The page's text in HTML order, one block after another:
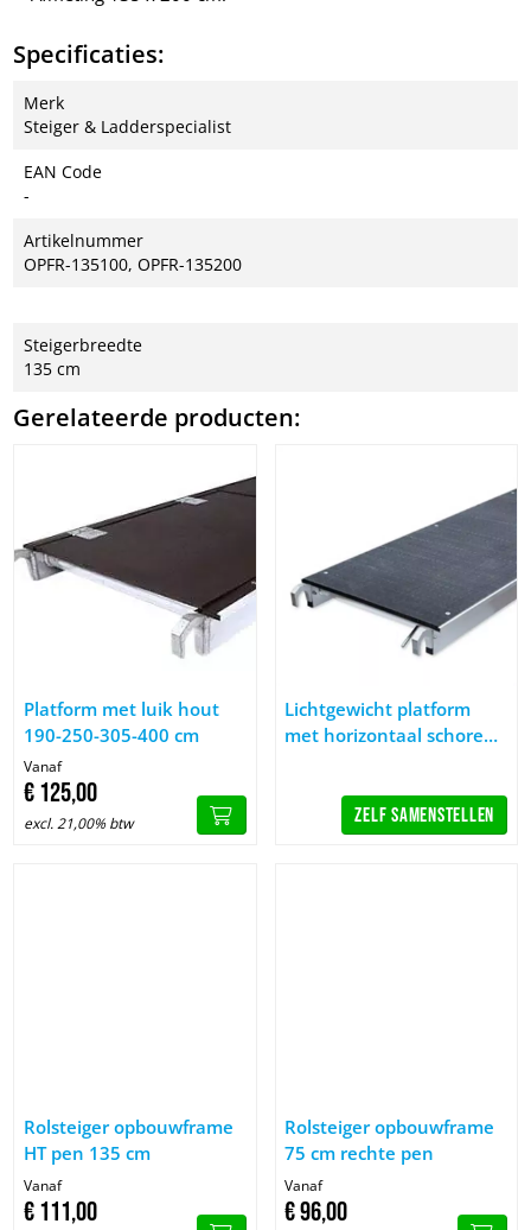
Specificaties:
Merk
Steiger & Ladderspecialist
EAN Code
-
Artikelnummer
OPFR-135100, OPFR-135200
Steigerbreedte
135 cm
Gerelateerde producten:
Afbeelding Platform met luik hout 190-250-305-400 cm
Platform met luik hout
190-250-305-400 cm
Vanaf
€125,00
excl. 21,00% btw
Afbeelding Lichtgewicht
Lichtgewicht platform
met horizontaal schoren
Zelf samenstellen
Afbeelding Rolsteiger opbouwframe HT pen 135 cm
Rolsteiger opbouwframe
HT pen 135 cm
Vanaf
€111,00
Afbeelding Rolsteiger
Rolsteiger opbouwframe
75 cm rechte pen
Vanaf
€96,00